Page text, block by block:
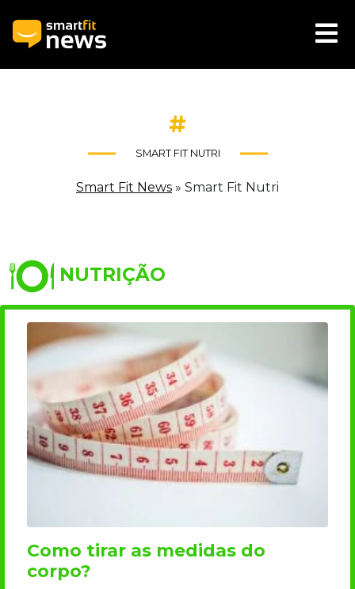
#
SMART FIT NUTRI
Smart Fit News » Smart Fit Nutri
NUTRIÇÃO
Como tirar as medidas do
corpo?